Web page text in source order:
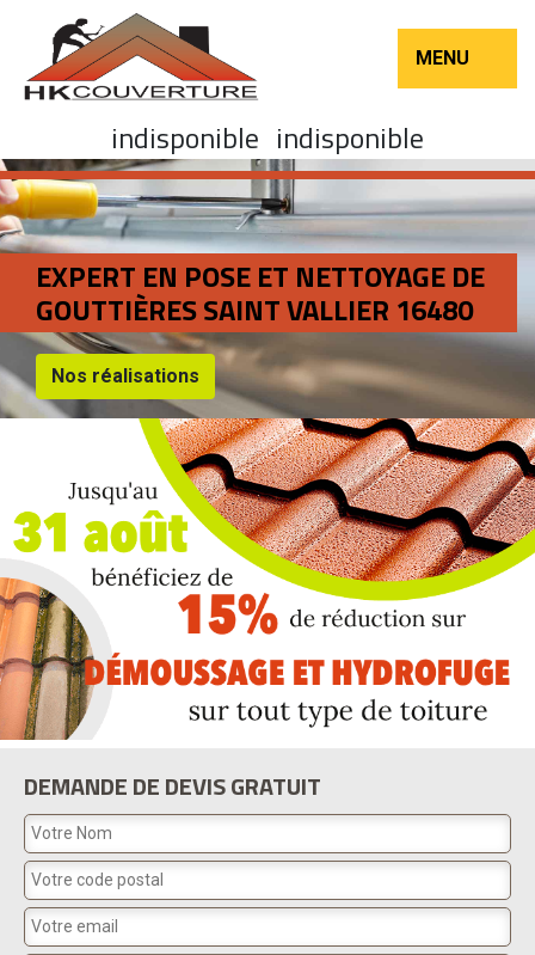
MENU
indisponible indisponible
EXPERT EN POSE ET NETTOYAGE DE
GOUTTIÈRES SAINT VALLIER 16480
Nos réalisations
DEMANDE DE DEVIS GRATUIT